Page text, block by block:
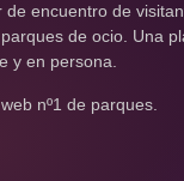
de encuentro de
de ocio. Una
y en persona.
nº1 de parques.